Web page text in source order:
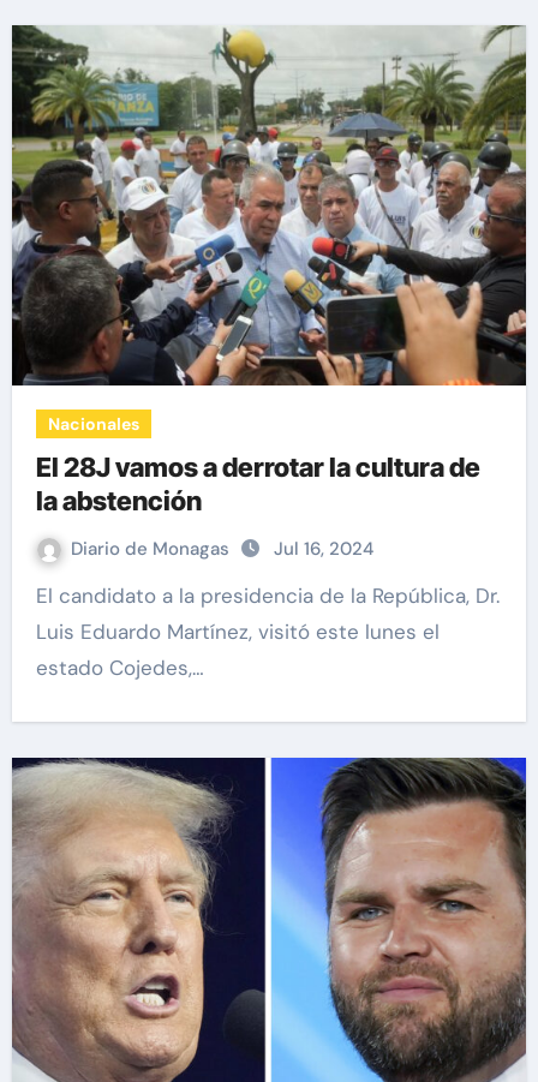
Nacionales
El 28J vamos a derrotar la cultura de
la abstención
Diario de Monagas Jul 16, 2024
El candidato a la presidencia de la República, Dr.
Luis Eduardo Martínez, visitó este lunes el
estado Cojedes,…